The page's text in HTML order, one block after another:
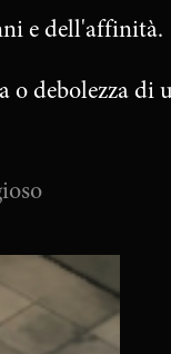
e dell'affinità.
o debolezza